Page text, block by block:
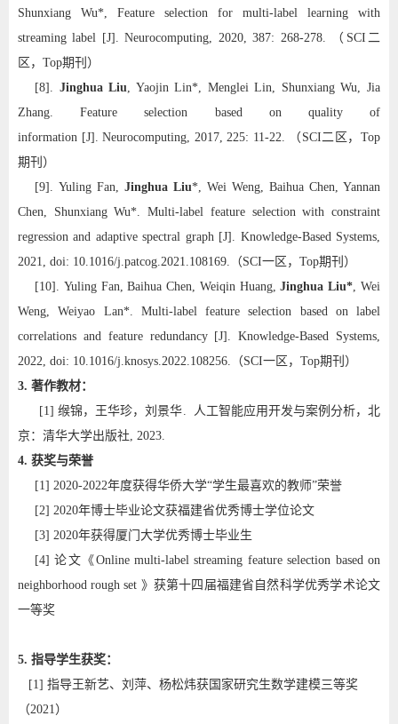
Shunxiang Wu*, Feature selection for multi-label learning with
streaming label [J]. Neurocomputing, 2020, 387: 268-278.
（ SCI 二
区， Top期刊）
[8]. Jinghua Liu, Yaojin Lin*, Menglei Lin, Shunxiang Wu, Jia
Zhang. Feature selection based on quality of
information [J]. Neurocomputing, 2017, 225: 11-22.
（ SCI二区，Top
期刊）
[9]. Yuling Fan, Jinghua Liu*, Wei Weng, Baihua Chen, Yannan
Chen, Shunxiang Wu*. Multi-label feature selection with constraint
regression and adaptive spectral graph [J]. Knowledge-Based Systems,
2021, doi: 10.1016/j.patcog.2021.108169. （SCI一区， Top期刊）
[10]. Yuling Fan, Baihua Chen, Weiqin Huang,Jinghua Liu*, Wei
Weng, Weiyao Lan*. Multi-label feature selection based on label
correlations and feature redundancy [J]. Knowledge-Based Systems,
2022, doi: 10.1016/j.knosys.2022.108256. （SCI一区， Top期刊）
3. 著作教材：
[1] 缑锦，王华珍，刘景华. 人工智能应用开发与案例分析，北
京：清华大学出版社, 2023.
4. 获奖与荣誉
[1] 2020-2022年度获得华侨大学“学生最喜欢的教师”荣誉
[2] 2020年博士毕业论文获福建省优秀博士学位论文
[3] 2020年获得厦门大学优秀博士毕业生
[4] 论文《 Online multi-label streaming feature selection based on
neighborhood rough set 》获第十四届福建省自然科学优秀学术论文
一等奖
5. 指导学生获奖：
[1] 指导王新艺、刘萍、杨松炜获国家研究生数学建模三等奖
（2021）